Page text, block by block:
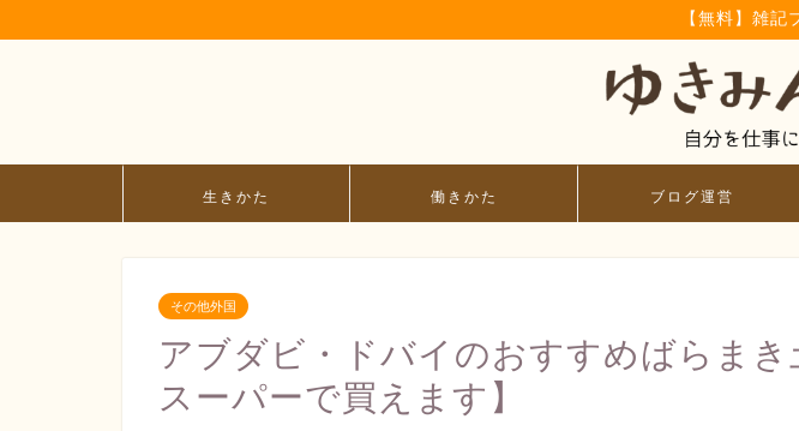
【無料】雑記
生きかた 働きかた ブログ運営
その他外国
アブダビ・ドバイのおすすめばらまき
スーパーで買えます】